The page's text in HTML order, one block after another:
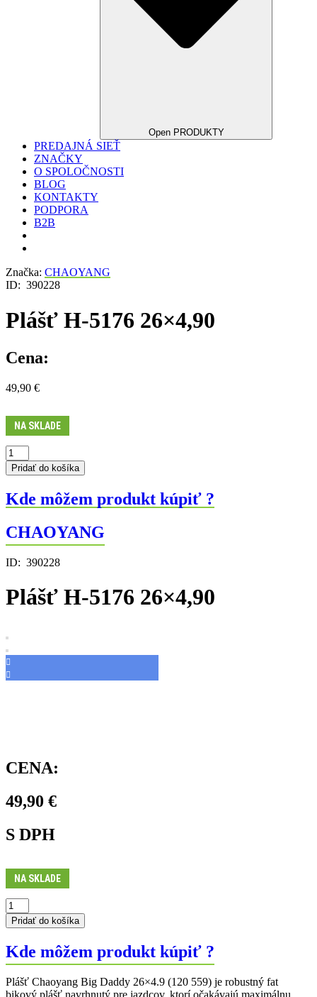
Open PRODUKTY
PREDAJNÁ SIEŤ
ZNAČKY
O SPOLOČNOSTI
BLOG
KONTAKTY
PODPORA
B2B
Značka: CHAOYANG
ID: 390228
Plášť H-5176 26×4,90
Cena:
49,90 €
NA SKLADE
množstvo
Plášť
H-
26x4,90
Pridať do košíka
Kde môžem produkt kúpiť ?
CHAOYANG
ID: 390228
Plášť H-5176 26×4,90
CENA:
49,90 €
S DPH
NA SKLADE
množstvo
Plášť
H-
26x4,90
Pridať do košíka
Kde môžem produkt kúpiť ?
Plášť Chaoyang Big Daddy 26×4.9 (120 559) je robustný fat
bikový plášť navrhnutý pre jazdcov, ktorí očakávajú maximálnu